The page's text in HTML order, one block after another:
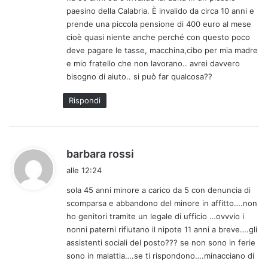
t
o
:
paesino della Calabria. È invalido da circa 10 anni e
prende una piccola pensione di 400 euro al mese
cioè quasi niente anche perché con questo poco
deve pagare le tasse, macchina,cibo per mia madre
e mio fratello che non lavorano.. avrei davvero
bisogno di aiuto.. si può far qualcosa??
Rispondi
barbara rossi
e
t
t
o
:
alle 12:24
sola 45 anni minore a carico da 5 con denuncia di
scomparsa e abbandono del minore in affitto….non
ho genitori tramite un legale di ufficio …ovvvio i
nonni paterni rifiutano il nipote 11 anni a breve….gli
assistenti sociali del posto??? se non sono in ferie
sono in malattia….se ti rispondono….minacciano di